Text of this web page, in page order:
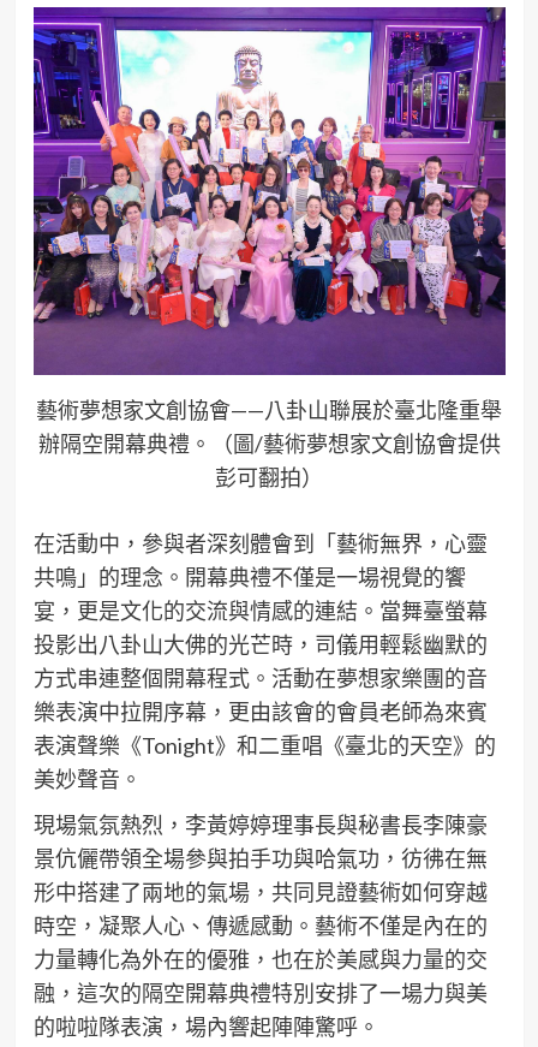
藝術夢想家文創協會——八卦山聯展於臺北隆重舉
辦隔空開幕典禮。（圖/藝術夢想家文創協會提供
彭可翻拍）
在活動中，參與者深刻體會到「藝術無界，心靈
共鳴」的理念。開幕典禮不僅是一場視覺的饗
宴，更是文化的交流與情感的連結。當舞臺螢幕
投影出八卦山大佛的光芒時，司儀用輕鬆幽默的
方式串連整個開幕程式。活動在夢想家樂團的音
樂表演中拉開序幕，更由該會的會員老師為來賓
表演聲樂《Tonight》和二重唱《臺北的天空》的
美妙聲音。
現場氣氛熱烈，李黃婷婷理事長與秘書長李陳豪
景伉儷帶領全場參與拍手功與哈氣功，彷彿在無
形中搭建了兩地的氣場，共同見證藝術如何穿越
時空，凝聚人心、傳遞感動。藝術不僅是內在的
力量轉化為外在的優雅，也在於美感與力量的交
融，這次的隔空開幕典禮特別安排了一場力與美
的啦啦隊表演，場內響起陣陣驚呼。